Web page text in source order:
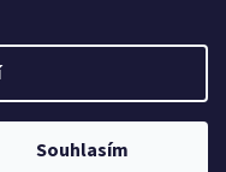
Souhlasím
práva vyhrazena.